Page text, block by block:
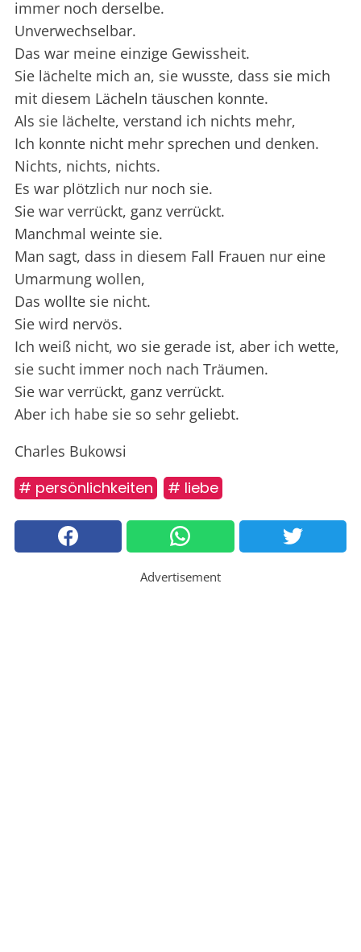
immer noch derselbe.
Unverwechselbar.
Das war meine einzige Gewissheit.
Sie lächelte mich an, sie wusste, dass sie mich
mit diesem Lächeln täuschen konnte.
Als sie lächelte, verstand ich nichts mehr,
Ich konnte nicht mehr sprechen und denken.
Nichts, nichts, nichts.
Es war plötzlich nur noch sie.
Sie war verrückt, ganz verrückt.
Manchmal weinte sie.
Man sagt, dass in diesem Fall Frauen nur eine
Umarmung wollen,
Das wollte sie nicht.
Sie wird nervös.
Ich weiß nicht, wo sie gerade ist, aber ich wette,
sie sucht immer noch nach Träumen.
Sie war verrückt, ganz verrückt.
Aber ich habe sie so sehr geliebt.
Charles Bukowsi
# persönlichkeiten # liebe
Advertisement